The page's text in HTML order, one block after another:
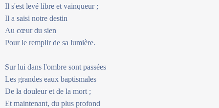
Il s'est levé libre et vainqueur ;
Il a saisi notre destin
Au cœur du sien
Pour le remplir de sa lumière.
Sur lui dans l'ombre sont passées
Les grandes eaux baptismales
De la douleur et de la mort ;
Et maintenant, du plus profond